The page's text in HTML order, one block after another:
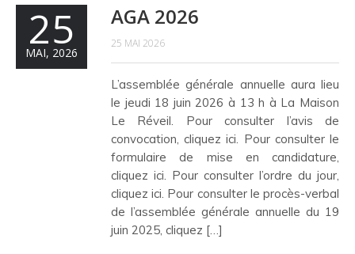
25
MAI, 2026
AGA 2026
25 MAI 2026
L’assemblée générale annuelle aura lieu
le jeudi 18 juin 2026 à 13 h à La Maison
Le Réveil. Pour consulter l’avis de
convocation, cliquez ici. Pour consulter le
formulaire de mise en candidature,
cliquez ici. Pour consulter l’ordre du jour,
cliquez ici. Pour consulter le procès-verbal
de l’assemblée générale annuelle du 19
juin 2025, cliquez […]